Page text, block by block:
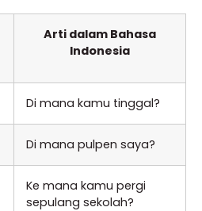
Arti dalam Bahasa
Indonesia
Di mana kamu tinggal?
Di mana pulpen saya?
Ke mana kamu pergi
sepulang sekolah?